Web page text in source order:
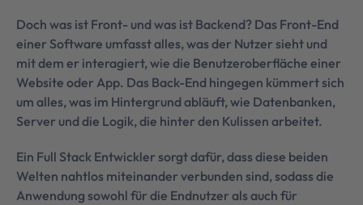
Doch was ist Front- und was ist Backend? Das Front-End
einer Software umfasst alles, was der Nutzer sieht und
mit dem er interagiert, wie die Benutzeroberfläche einer
Website oder App. Das Back-End hingegen kümmert sich
um alles, was im Hintergrund abläuft, wie Datenbanken,
Server und die Logik, die hinter den Kulissen arbeitet.
Ein Full Stack Entwickler sorgt dafür, dass diese beiden
Welten nahtlos miteinander verbunden sind, sodass die
Anwendung sowohl für die Endnutzer als auch für